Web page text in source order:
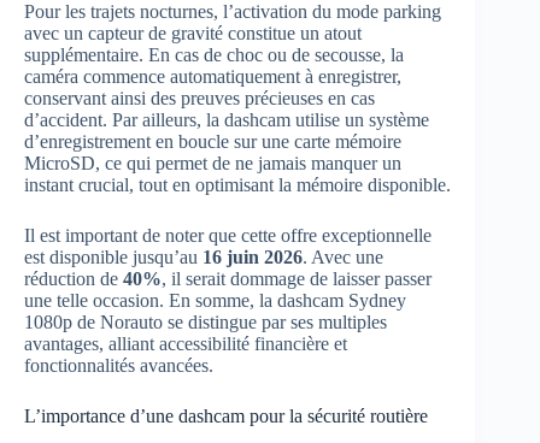
Pour les trajets nocturnes, l’activation du mode parking
avec un capteur de gravité constitue un atout
supplémentaire. En cas de choc ou de secousse, la
caméra commence automatiquement à enregistrer,
conservant ainsi des preuves précieuses en cas
d’accident. Par ailleurs, la dashcam utilise un système
d’enregistrement en boucle sur une carte mémoire
MicroSD, ce qui permet de ne jamais manquer un
instant crucial, tout en optimisant la mémoire disponible.
Il est important de noter que cette offre exceptionnelle
est disponible jusqu’au 16 juin 2026. Avec une
réduction de 40%, il serait dommage de laisser passer
une telle occasion. En somme, la dashcam Sydney
1080p de Norauto se distingue par ses multiples
avantages, alliant accessibilité financière et
fonctionnalités avancées.
L’importance d’une dashcam pour la sécurité routière